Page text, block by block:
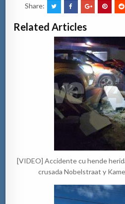
Share:
Related Articles
[VIDEO] Accidente cu hende
crusada Nobelstraat y